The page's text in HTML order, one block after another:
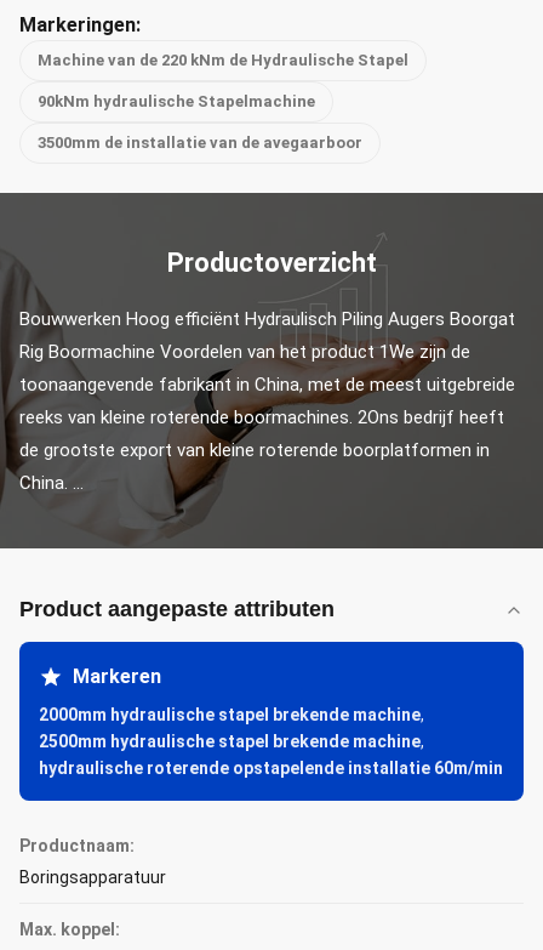
Markeringen:
Machine van de 220 kNm de Hydraulische Stapel
90kNm hydraulische Stapelmachine
3500mm de installatie van de avegaarboor
Productoverzicht
Bouwwerken Hoog efficiënt Hydraulisch Piling Augers Boorgat
Rig Boormachine Voordelen van het product 1We zijn de
toonaangevende fabrikant in China, met de meest uitgebreide
reeks van kleine roterende boormachines. 2Ons bedrijf heeft
de grootste export van kleine roterende boorplatformen in
China. ...
Product aangepaste attributen
Markeren
2000mm hydraulische stapel brekende machine,
2500mm hydraulische stapel brekende machine,
hydraulische roterende opstapelende installatie 60m/min
Productnaam:
Boringsapparatuur
Max. koppel: